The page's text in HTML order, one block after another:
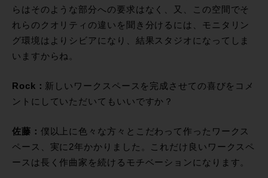
らはそのような部分への要求はなく、又、この空間でそ
れらのクオリティの違いを聞き分けるには、モニタリン
グ環境はよりシビアになり、結果スタジオになってしま
いますからね。
Rock： 新しいワークスペースを完成させての喜びをコメ
ントにしていただいてもいいですか？
佐藤： 僕以上に色々な方々とこだわって作ったワークス
ペース、実に2年かかりました。これだけ良いワークスペ
ースは長く作曲家を続けるモチベーションになります。